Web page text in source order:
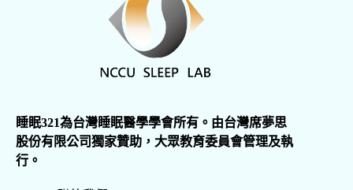
睡眠321為台灣睡眠醫學學會所有。由台灣席夢思
股份有限公司獨家贊助，大眾教育委員會管理及執
行。